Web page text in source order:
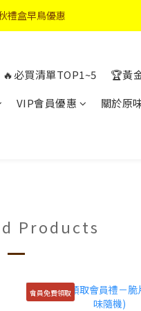
入"N50"現折50元
禮盒早鳥優惠
🔥必買清單TOP1~5
🏆黃
VIP會員優惠 關於原
Products
會員免費領取